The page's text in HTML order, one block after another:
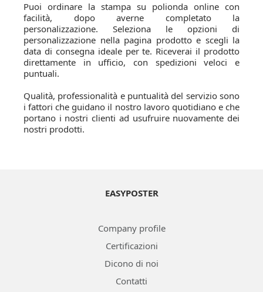
Puoi ordinare la stampa su polionda online con
facilità, dopo averne completato la
personalizzazione. Seleziona le opzioni di
personalizzazione nella pagina prodotto e scegli la
data di consegna ideale per te. Riceverai il prodotto
direttamente in ufficio, con spedizioni veloci e
puntuali.
Qualità, professionalità e puntualità del servizio sono
i fattori che guidano il nostro lavoro quotidiano e che
portano i nostri clienti ad usufruire nuovamente dei
nostri prodotti.
EASYPOSTER
Company profile
Certificazioni
Dicono di noi
Contatti